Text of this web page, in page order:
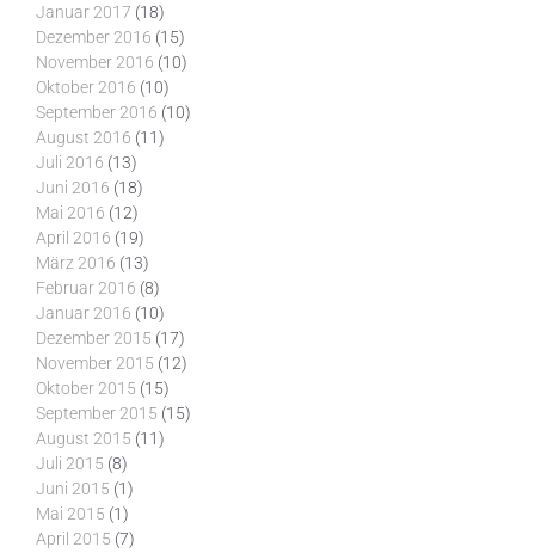
Januar 2017 (18)
Dezember 2016 (15)
November 2016 (10)
Oktober 2016 (10)
September 2016 (10)
August 2016 (11)
Juli 2016 (13)
Juni 2016 (18)
Mai 2016 (12)
April 2016 (19)
März 2016 (13)
Februar 2016 (8)
Januar 2016 (10)
Dezember 2015 (17)
November 2015 (12)
Oktober 2015 (15)
September 2015 (15)
August 2015 (11)
Juli 2015 (8)
Juni 2015 (1)
Mai 2015 (1)
April 2015 (7)